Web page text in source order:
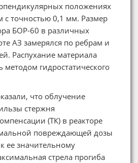
положениях
с точностью 0,1 мм. Размер
БОР-60 в различных
АЗ замерялся по ребрам и
Распухание материала
методом гидростатического
что облучение
стержня
(ТК) в реакторе
повреждающей дозы
ее значительному
стрела прогиба